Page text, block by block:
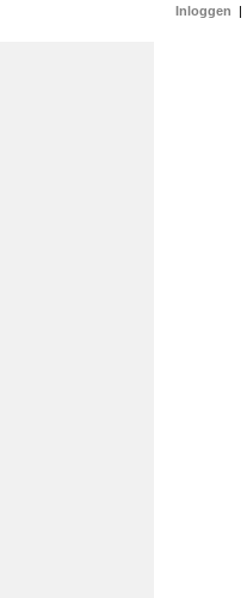
Inloggen |